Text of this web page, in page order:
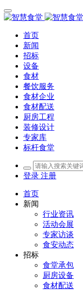
首页
新闻
招标
设备
食材
餐饮服务
食材企业
食材配送
厨房工程
装修设计
专家库
标杆食堂
登录 注册
首页
新闻
行业资讯
活动会展
专家访谈
食安动态
招标
食堂承包
厨房设备
食材配送